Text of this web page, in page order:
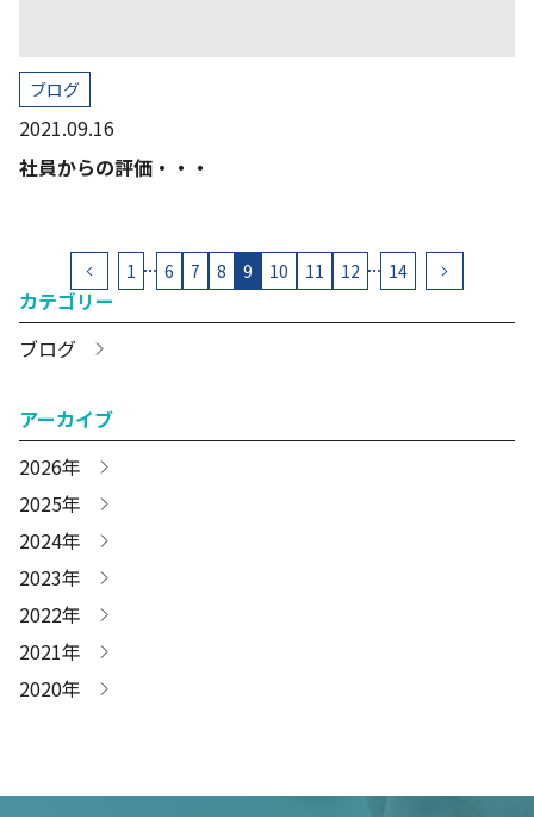
ブログ
2021.09.16
社員からの評価・・・
稿
の
ー
ジ
送
り
1 … 6 7 8 9 10 11 12 … 14
カテゴリー
ブログ
アーカイブ
2026年
2025年
2024年
2023年
2022年
2021年
2020年